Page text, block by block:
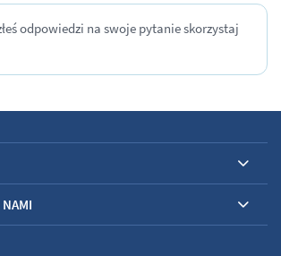
odpowiedzi na swoje pytanie skorzystaj